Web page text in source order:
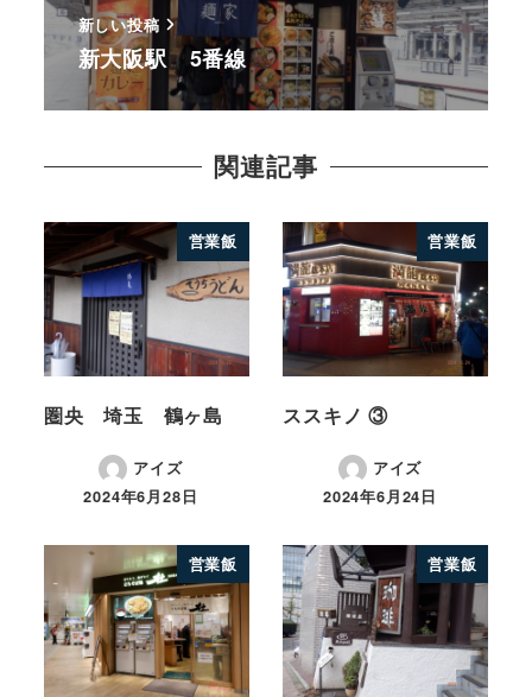
新しい投稿
新大阪駅 5番線
関連記事
営業飯
圏央 埼玉 鶴ヶ島
アイズ
2024年6月28日
営業飯
ススキノ ③
アイズ
2024年6月24日
営業飯 営業飯